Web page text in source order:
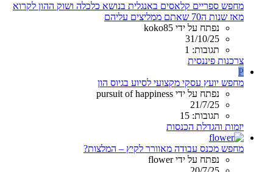
מחפש ספריים קלאסים באנגלית בנושא כלכלה ושוק ההון לקרוא
מאז שנות ה70 שאתם ממליצים עליהם
נפתח על ידי koko85
31/10/25
תגובות: 1
צרכנות פיננסית
P
מחפש יועץ עסקי מקצועי לסיוע בגיוס הון
נפתח על ידי pursuit of happiness
21/7/25
תגובות: 15
יזמות והגדלת הכנסות
מחפש מכנס עבודה מאוורר לקיץ – המלצות?
נפתח על ידי flower